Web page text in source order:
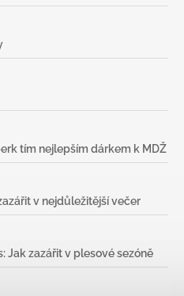
tím nejlepším dárkem k MDŽ
v nejdůležitější večer
Jak zazářit v plesové sezóně